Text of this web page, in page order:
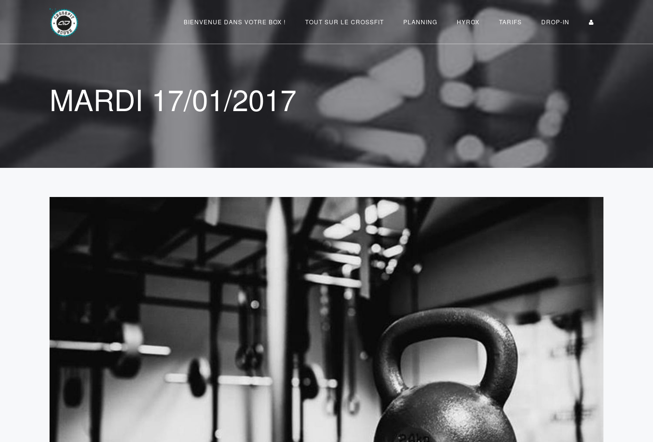
BIENVENUE DANS VOTRE BOX ! TOUT SUR LE CROSSFIT PLANNING HYROX TARIFS DROP-IN
MARDI 17/01/2017